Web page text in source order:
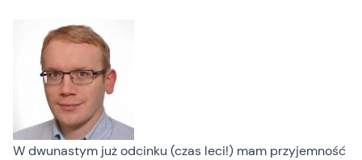
W dwunastym już odcinku (czas leci!) mam przyjemność